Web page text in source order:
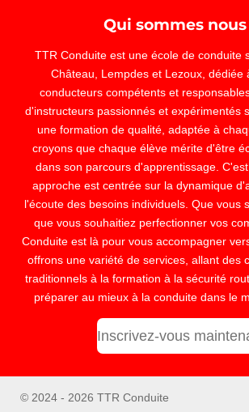
Qui sommes nous
TTR Conduite est une école de conduite
Château, Lempdes et Lezoux, dédiée
conducteurs compétents et
d'instructeurs passionnés et expérimentés
une formation de qualité, adaptée à
croyons que chaque élève mérite d'être
dans son parcours d'apprentissage.
approche est centrée sur la dynamique
l'écoute des besoins individuels. Que vous
que vous souhaitiez perfectionner vos
Conduite est là pour vous accompagner
offrons une variété de services, allant des
traditionnels à la formation à la sécurité
préparer au mieux à la conduite dans le
Inscrivez-vous
© 2024 - 2026 TTR Conduite